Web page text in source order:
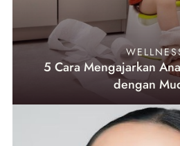
5 Cara Mengajarkan
dengan